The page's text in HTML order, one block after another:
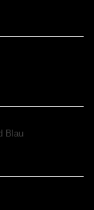
Blau